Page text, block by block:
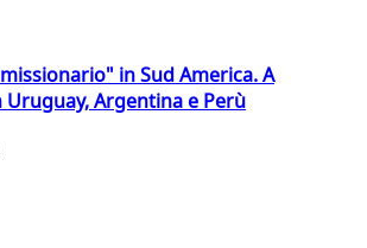
in Sud America. A
Argentina e Perù